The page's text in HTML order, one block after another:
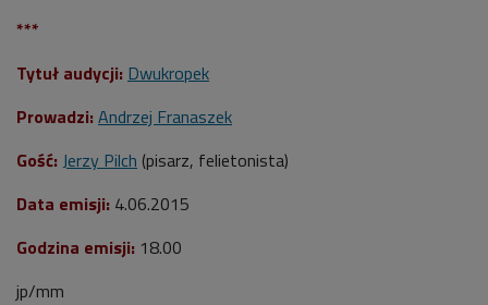
***
Tytuł audycji: Dwukropek
Prowadzi: Andrzej Franaszek
Gość: Jerzy Pilch (pisarz, felietonista)
Data emisji: 4.06.2015
Godzina emisji: 18.00
jp/mm